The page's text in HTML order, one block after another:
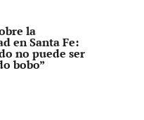
la
en Santa Fe:
no puede ser
bobo”